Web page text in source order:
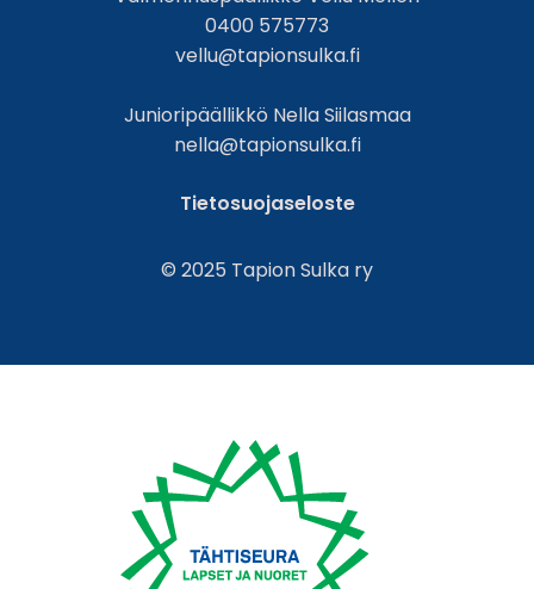
0400 575773
vellu@tapionsulka.fi
Junioripäällikkö Nella Siilasmaa
nella@tapionsulka.fi
Tietosuojaseloste
© 2025 Tapion Sulka ry